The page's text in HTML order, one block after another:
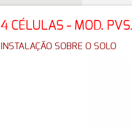
4 CÉLULAS - MOD.
INSTALAÇÃO SOBRE O SOLO